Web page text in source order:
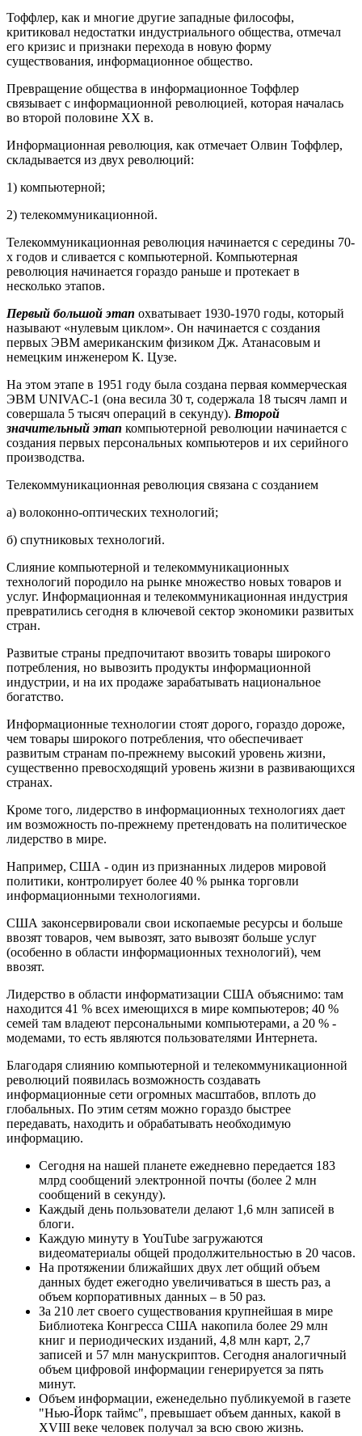
Тоффлер, как и многие другие западные философы,
критиковал недостатки индустриального общества, отмечал
его кризис и признаки перехода в новую форму
существования, информационное общество.
Превращение общества в информационное Тоффлер
связывает с информационной революцией, которая началась
во второй половине ХХ в.
Информационная революция, как отмечает Олвин Тоффлер,
складывается из двух революций:
1) компьютерной;
2) телекоммуникационной.
Телекоммуникационная революция начинается с середины 70-
х годов и сливается с компьютерной. Компьютерная
революция начинается гораздо раньше и протекает в
несколько этапов.
Первый большой этап охватывает 1930-1970 годы, который
называют «нулевым циклом». Он начинается с создания
первых ЭВМ американским физиком Дж. Атанасовым и
немецким инженером К. Цузе.
На этом этапе в 1951 году была создана первая коммерческая
ЭВМ UNIVAC-1 (она весила 30 т, содержала 18 тысяч ламп и
совершала 5 тысяч операций в секунду). Второй
значительный этап компьютерной революции начинается с
создания первых персональных компьютеров и их серийного
производства.
Телекоммуникационная революция связана с созданием
а) волоконно-оптических технологий;
б) спутниковых технологий.
Слияние компьютерной и телекоммуникационных
технологий породило на рынке множество новых товаров и
услуг. Информационная и телекоммуникационная индустрия
превратились сегодня в ключевой сектор экономики развитых
стран.
Развитые страны предпочитают ввозить товары широкого
потребления, но вывозить продукты информационной
индустрии, и на их продаже зарабатывать национальное
богатство.
Информационные технологии стоят дорого, гораздо дороже,
чем товары широкого потребления, что обеспечивает
развитым странам по-прежнему высокий уровень жизни,
существенно превосходящий уровень жизни в развивающихся
странах.
Кроме того, лидерство в информационных технологиях дает
им возможность по-прежнему претендовать на политическое
лидерство в мире.
Например, США - один из признанных лидеров мировой
политики, контролирует более 40 % рынка торговли
информационными технологиями.
США законсервировали свои ископаемые ресурсы и больше
ввозят товаров, чем вывозят, зато вывозят больше услуг
(особенно в области информационных технологий), чем
ввозят.
Лидерство в области информатизации США объяснимо: там
находится 41 % всех имеющихся в мире компьютеров; 40 %
семей там владеют персональными компьютерами, а 20 % -
модемами, то есть являются пользователями Интернета.
Благодаря слиянию компьютерной и телекоммуникационной
революций появилась возможность создавать
информационные сети огромных масштабов, вплоть до
глобальных. По этим сетям можно гораздо быстрее
передавать, находить и обрабатывать необходимую
информацию.
Сегодня на нашей планете ежедневно передается 183
млрд сообщений электронной почты (более 2 млн
сообщений в секунду).
Каждый день пользователи делают 1,6 млн записей в
блоги.
Каждую минуту в YouTube загружаются
видеоматериалы общей продолжительностью в 20 часов.
На протяжении ближайших двух лет общий объем
данных будет ежегодно увеличиваться в шесть раз, а
объем корпоративных данных – в 50 раз.
За 210 лет своего существования крупнейшая в мире
Библиотека Конгресса США накопила более 29 млн
книг и периодических изданий, 4,8 млн карт, 2,7
записей и 57 млн манускриптов. Сегодня аналогичный
объем цифровой информации генерируется за пять
минут.
Объем информации, еженедельно публикуемой в газете
"Нью-Йорк таймс", превышает объем данных, какой в
XVIII веке человек получал за всю свою жизнь.